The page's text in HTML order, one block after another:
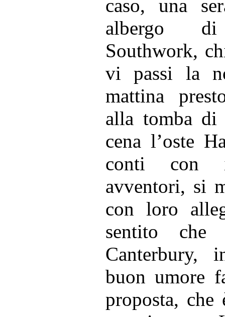
caso, una
albergo
Southwork,
vi passi la
mattina
alla tomba di
cena l’oste
conti con
avventori, si
con loro
sentito che
Canterbury,
buon umore
proposta, che